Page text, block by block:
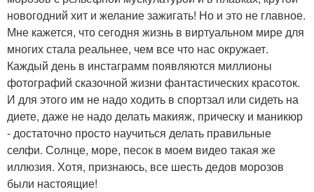
новогодний хит и желание зажигать! Но и это не главное.
Мне кажется, что сегодня жизнь в виртуальном мире для
многих стала реальнее, чем все что нас окружает.
Каждый день в инстаграмм появляются миллионы
фотографий сказочной жизни фантастических красоток.
И для этого им не надо ходить в спортзал или сидеть на
диете, даже не надо делать макияж, прическу и маникюр
- достаточно просто научиться делать правильные
селфи. Солнце, море, песок в моем видео такая же
иллюзия. Хотя, признаюсь, все шесть дедов морозов
были настоящие!